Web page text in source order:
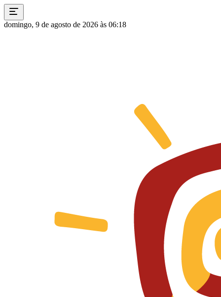
domingo, 9 de agosto de 2026 às 06:18